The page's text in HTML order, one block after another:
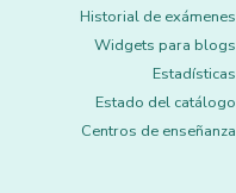
Historial de exámenes
Widgets para blogs
Estadísticas
Estado del catálogo
Centros de enseñanza